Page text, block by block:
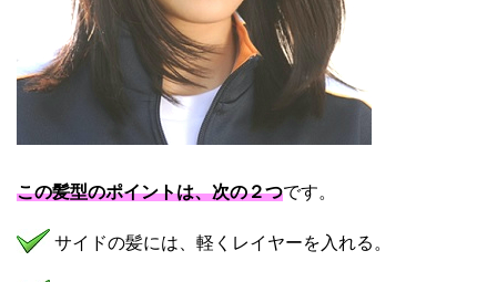
この髪型のポイントは、次の２つです。
サイドの髪には、軽くレイヤーを入れる。